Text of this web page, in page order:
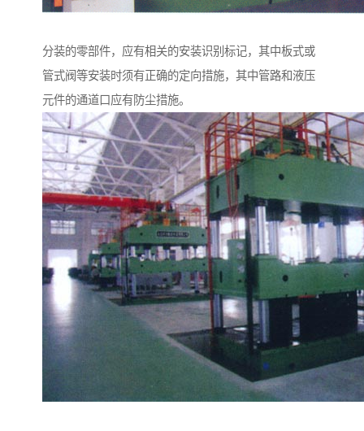
分装的零部件，应有相关的安装识别标记，其中板式或
管式阀等安装时须有正确的定向措施，其中管路和液压
元件的通道口应有防尘措施。